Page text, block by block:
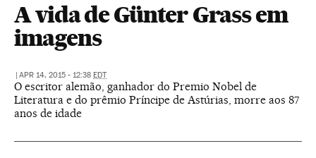
A vida de Günter Grass em
imagens
| APR 14, 2015 - 12:38 EDT
O escritor alemão, ganhador do Premio Nobel de
Literatura e do prêmio Príncipe de Astúrias, morre aos 87
anos de idade